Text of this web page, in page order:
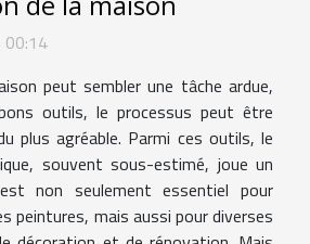
00:14
peut sembler une tâche ardue,
outils, le processus peut être
plus agréable. Parmi ces outils, le
souvent sous-estimé, joue un
non seulement essentiel pour
peintures, mais aussi pour diverses